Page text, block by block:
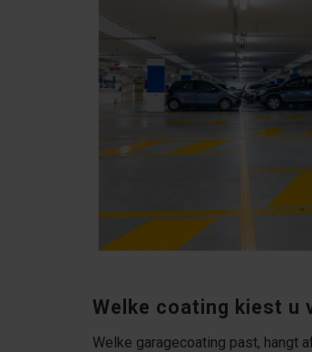
Welke coating kiest u
Welke garagecoating past, hangt